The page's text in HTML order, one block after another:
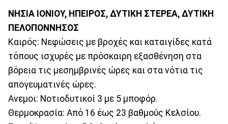
ΝΗΣΙΑ ΙΟΝΙΟΥ, ΗΠΕΙΡΟΣ, ΔΥΤΙΚΗ ΣΤΕΡΕΑ, ΔΥΤΙΚΗ
ΠΕΛΟΠΟΝΝΗΣΟΣ
Καιρός: Νεφώσεις με βροχές και καταιγίδες κατά
τόπους ισχυρές με πρόσκαιρη εξασθένηση στα
βόρεια τις μεσημβρινές ώρες και στα νότια τις
απογευματινές ώρες.
Ανεμοι: Νοτιοδυτικοί 3 με 5 μποφόρ.
Θερμοκρασία: Από 16 έως 23 βαθμούς Κελσίου.